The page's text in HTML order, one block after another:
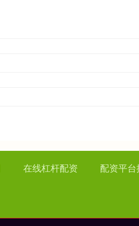
在线杠杆配资 配资平